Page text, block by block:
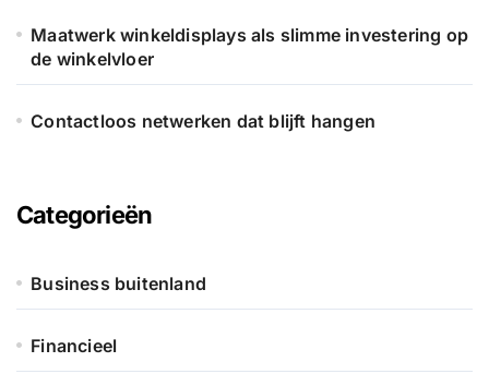
Maatwerk winkeldisplays als slimme investering op
de winkelvloer
Contactloos netwerken dat blijft hangen
Categorieën
Business buitenland
Financieel